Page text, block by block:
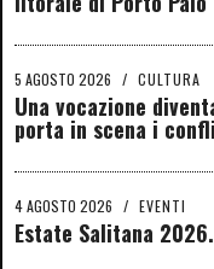
5 AGOSTO 2026 / CULTURA
Una vocazione
porta in scena i
4 AGOSTO 2026 / EVENTI
Estate Salitana